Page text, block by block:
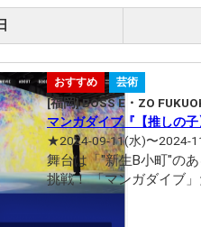
おすすめ 芸術
[福岡] BOSS E・ZO
マンガダイブ『【推しの
★2024-09-11(水)〜2024-
舞台は「"新生B小町"の
挑戦！ 「マンガダイブ」だけでしか見ることができない、 マンガ x 音楽 x ライブエンターテインメン
ト の新感覚没入型ミュー